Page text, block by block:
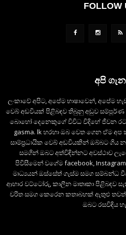
FOLLOW
අපි ගැන
ලංකාවේ අපිට, අපේම භාෂාවෙන්, අපේම
වෙබ් අඩවියක් පිළිබඳව තිබුනු අඩුව සම්පූර්ණ
බොහෝ දෙනෙකුගේ විවිධ විදිහේ ජීවන
gasma. lk හරහා ඔබ වෙත ගෙන ඒම
සාම්ප්‍රධායික වෙබ් අඩවියකින් ඔබ්බට ගිය
සමගින් ඔබට අත්විඳින්නට අවස්ථාව
පිවිසීමෙන් වගේම facebook,
මාධ්‍යයන් ඔස්සේත් ගැස්ම සමග සම්බන්ධ
ආහාර වට්ටෝරු, කාලීන මාතෘකා පිළිබඳව
චරිත සමග කෙරෙන කතාබහක් ඇතුළු තවත්
ඔබට රසවිඳිය